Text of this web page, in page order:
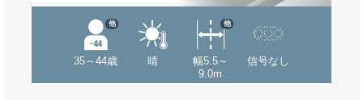
35～44歳
他
晴
幅5.5～
9.0m
他
信号なし